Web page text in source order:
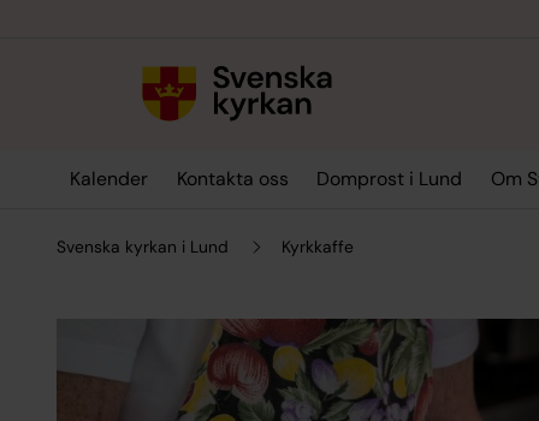
Kalender Kontakta oss Domprost i Lund Om
Svenska kyrkan i Lund Kyrkkaffe